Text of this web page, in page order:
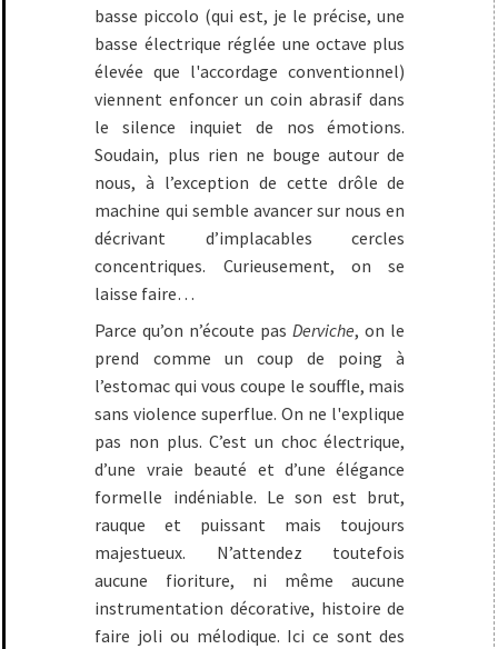
basse piccolo (qui est, je le précise, une
basse électrique réglée une octave plus
élevée que l'accordage conventionnel)
viennent enfoncer un coin abrasif dans
le silence inquiet de nos émotions.
Soudain, plus rien ne bouge autour de
nous, à l’exception de cette drôle de
machine qui semble avancer sur nous en
décrivant d’implacables cercles
concentriques. Curieusement, on se
laisse faire…
Parce qu’on n’écoute pasDerviche, on le
prend comme un coup de poing à
l’estomac qui vous coupe le souffle, mais
sans violence superflue. On ne l'explique
pas non plus. C’est un choc électrique,
d’une vraie beauté et d’une élégance
formelle indéniable. Le son est brut,
rauque et puissant mais toujours
majestueux. N’attendez toutefois
aucune fioriture, ni même aucune
instrumentation décorative, histoire de
faire joli ou mélodique. Ici ce sont des